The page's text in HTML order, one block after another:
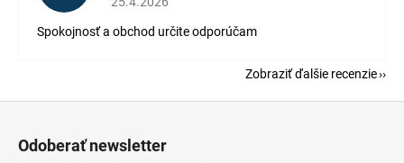
Spokojnosť a obchod určite odporúčam
Zobraziť ďalšie recenzie
Odoberať newsletter